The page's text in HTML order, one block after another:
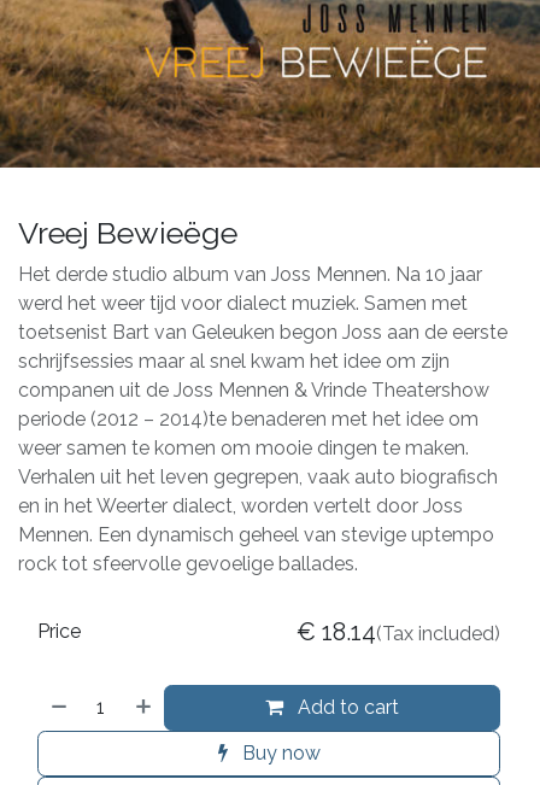
Vreej Bewieëge
Het derde studio album van Joss Mennen. Na 10 jaar
werd het weer tijd voor dialect muziek. Samen met
toetsenist Bart van Geleuken begon Joss aan de eerste
schrijfsessies maar al snel kwam het idee om zijn
companen uit de Joss Mennen & Vrinde Theatershow
periode (2012 – 2014)te benaderen met het idee om
weer samen te komen om mooie dingen te maken.
Verhalen uit het leven gegrepen, vaak auto biografisch
en in het Weerter dialect, worden vertelt door Joss
Mennen. Een dynamisch geheel van stevige uptempo
rock tot sfeervolle gevoelige ballades.
Add to cart
Buy now
Price € 18.14(Tax included)